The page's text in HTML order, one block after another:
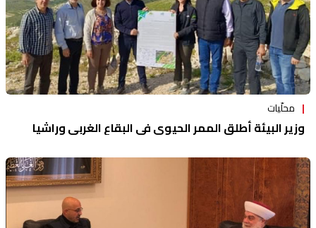
محلّيات
وزير البيئة أطلق الممر الحيوي في البقاع الغربي وراشيا